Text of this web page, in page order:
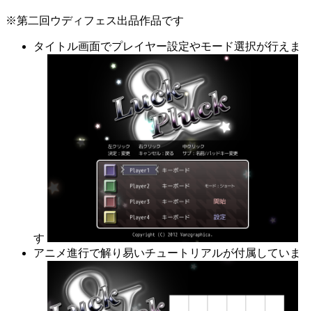
※第二回ウディフェス出品作品です
タイトル画面でプレイヤー設定やモード選択が行えま
す
アニメ進行で解り易いチュートリアルが付属していま